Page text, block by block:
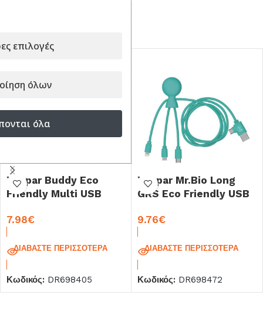
Xoopar Buddy Eco
Friendly Multi USB
7.98€
ΔΙΑΒΆΣΤΕ ΠΕΡΙΣΣΌΤΕΡΑ
Κωδικός: DR698405
Xoopar Mr.Bio Long
GRS Eco Friendly USB
9.76€
ΔΙΑΒΆΣΤΕ ΠΕΡΙΣΣΌΤΕΡΑ
Κωδικός: DR698472
επιλογές
όλων
όλα